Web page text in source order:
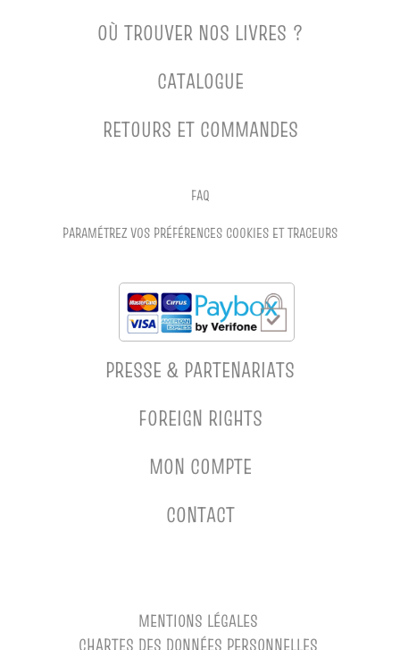
OÙ TROUVER NOS LIVRES ?
CATALOGUE
RETOURS ET COMMANDES
FAQ
PARAMÉTREZ VOS PRÉFÉRENCES COOKIES ET TRACEURS
PRESSE & PARTENARIATS
FOREIGN RIGHTS
MON COMPTE
CONTACT
MENTIONS LÉGALES
CHARTES DES DONNÉES PERSONNELLES